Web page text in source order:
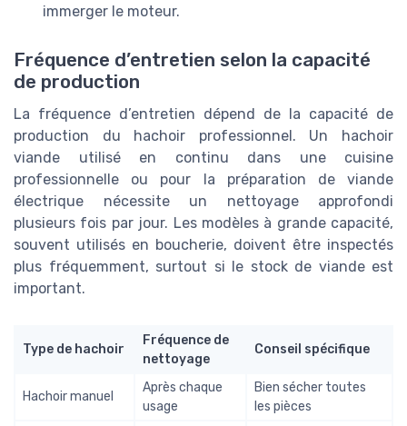
immerger le moteur.
Fréquence d’entretien selon la capacité
de production
La fréquence d’entretien dépend de la capacité de
production du hachoir professionnel. Un hachoir
viande utilisé en continu dans une cuisine
professionnelle ou pour la préparation de viande
électrique nécessite un nettoyage approfondi
plusieurs fois par jour. Les modèles à grande capacité,
souvent utilisés en boucherie, doivent être inspectés
plus fréquemment, surtout si le stock de viande est
important.
Type de hachoir
Fréquence de
nettoyage
Conseil spécifique
Hachoir manuel
Après chaque
usage
Bien sécher toutes
les pièces